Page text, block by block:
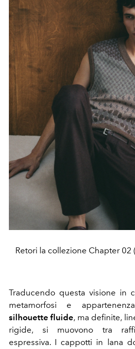
Retori la collezione Chapter 02
Traducendo questa visione in
metamorfosi e
silhouette fluide, ma definite,
rigide, si muovono tra
espressiva. I cappotti in lana